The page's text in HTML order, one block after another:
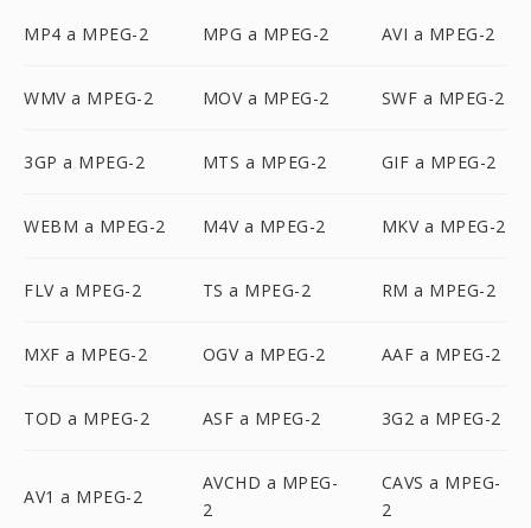
MP4 a MPEG-2 MPG a MPEG-2 AVI a MPEG-2
WMV a MPEG-2 MOV a MPEG-2 SWF a MPEG-2
3GP a MPEG-2 MTS a MPEG-2 GIF a MPEG-2
WEBM a MPEG-2 M4V a MPEG-2 MKV a MPEG-2
FLV a MPEG-2 TS a MPEG-2 RM a MPEG-2
MXF a MPEG-2 OGV a MPEG-2 AAF a MPEG-2
TOD a MPEG-2 ASF a MPEG-2 3G2 a MPEG-2
AV1 a MPEG-2
AVCHD a MPEG-
2
CAVS a MPEG-
2